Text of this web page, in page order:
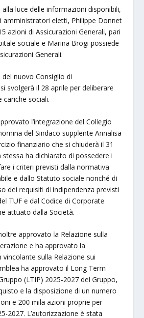
luce delle informazioni disponibili,
amministratori eletti, Philippe Donnet
azioni di Assicurazioni Generali, pari
sociale e Marina Brogi possiede
Generali.
nuovo Consiglio di
svolgerà il 28 aprile per deliberare
cariche sociali.
l’integrazione del Collegio
del Sindaco supplente Annalisa
finanziario che si chiuderà il 31
stessa ha dichiarato di possedere i
i criteri previsti dalla normativa
e dallo Statuto sociale nonché di
dei requisiti di indipendenza previsti
TUF e dal Codice di Corporate
attuato dalla Società.
approvato la Relazione sulla
e ha approvato la
sulla Relazione sui
ha approvato il Long Term
(LTIP) 2025-2027 del Gruppo,
e la disposizione di un numero
e 200 mila azioni proprie per
2027. L’autorizzazione è stata